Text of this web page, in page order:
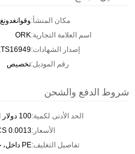
مكان المنشأ:
اسم العلامة التجارية:ORK
إصدار الشهادات:
رقم الموديل:تخصيص
شروط الدفع والشحن
الحد الأدنى لكمية:100 دولار امريكى
الأسعار:0.0013 USD ~ 0.9 USD / PCS
تفاصيل التغليف:PE داخل، خارج الكرتون